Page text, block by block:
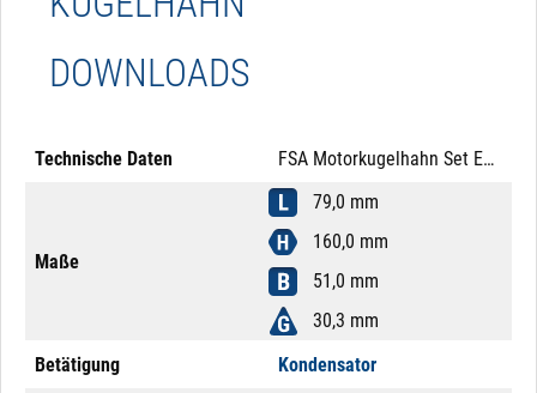
DOWNLOADS
Technische Daten FSA Motorkugelhahn Set Edelstahl 316 1" 24V DC Kondensator Mutter Messing Kondensator
Maße
79,0 mm
160,0 mm
51,0 mm
30,3 mm
Betätigung
Kondensator